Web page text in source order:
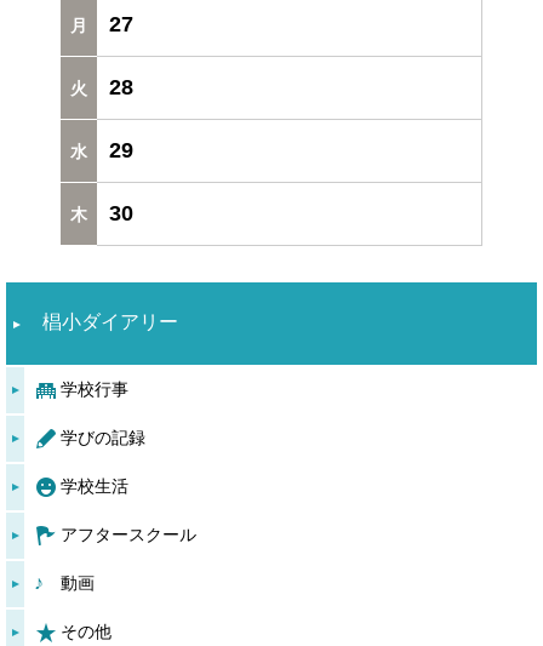
27
28
29
30
椙小ダイアリー
学校行事
学びの記録
学校生活
アフタースクール
動画
その他